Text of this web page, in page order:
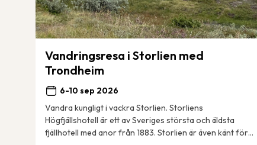
Vandringsresa i Storlien med
Trondheim
6-10 sep 2026
Vandra kungligt i vackra Storlien. Storliens
Högfjällshotell är ett av Sveriges största och äldsta
fjällhotell med anor från 1883. Storlien är även känt för